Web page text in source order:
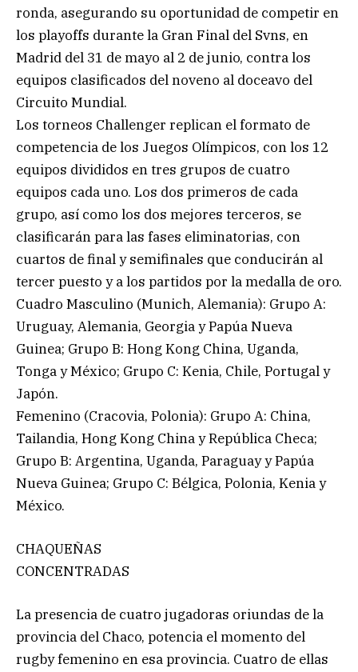
ronda, asegurando su oportunidad de competir en
los playoffs durante la Gran Final del Svns, en
Madrid del 31 de mayo al 2 de junio, contra los
equipos clasificados del noveno al doceavo del
Circuito Mundial.
Los torneos Challenger replican el formato de
competencia de los Juegos Olímpicos, con los 12
equipos divididos en tres grupos de cuatro
equipos cada uno. Los dos primeros de cada
grupo, así como los dos mejores terceros, se
clasificarán para las fases eliminatorias, con
cuartos de final y semifinales que conducirán al
tercer puesto y a los partidos por la medalla de oro.
Cuadro Masculino (Munich, Alemania): Grupo A:
Uruguay, Alemania, Georgia y Papúa Nueva
Guinea; Grupo B: Hong Kong China, Uganda,
Tonga y México; Grupo C: Kenia, Chile, Portugal y
Japón.
Femenino (Cracovia, Polonia): Grupo A: China,
Tailandia, Hong Kong China y República Checa;
Grupo B: Argentina, Uganda, Paraguay y Papúa
Nueva Guinea; Grupo C: Bélgica, Polonia, Kenia y
México.
CHAQUEÑAS
CONCENTRADAS
La presencia de cuatro jugadoras oriundas de la
provincia del Chaco, potencia el momento del
rugby femenino en esa provincia. Cuatro de ellas